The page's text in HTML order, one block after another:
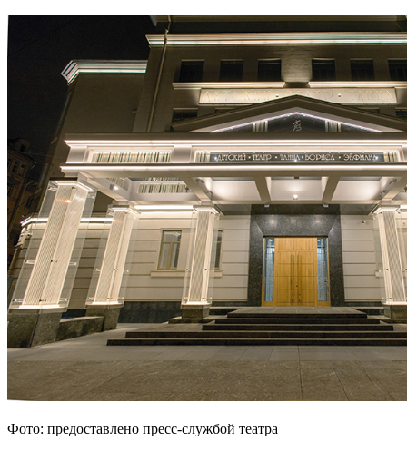
Фото: предоставлено пресс-службой театра